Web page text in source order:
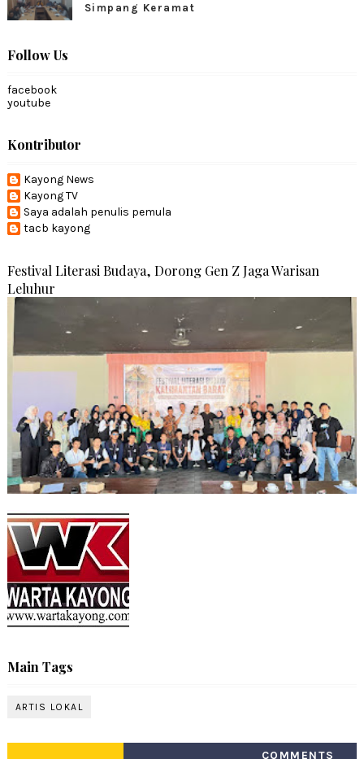
Simpang Keramat
Follow Us
facebook
youtube
Kontributor
Kayong News
Kayong TV
Saya adalah penulis pemula
tacb kayong
Festival Literasi Budaya, Dorong Gen Z Jaga Warisan
Leluhur
Main Tags
ARTIS LOKAL
COMMENTS